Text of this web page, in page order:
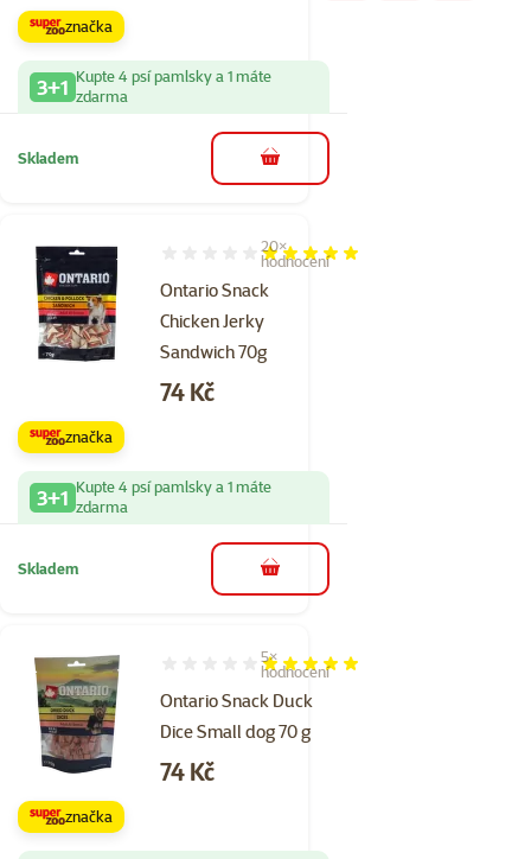
značka
3+1 Kupte 4 psí pamlsky a 1 máte
zdarma
Skladem do košíku
Ontario Snack
Chicken Jerky
Sandwich 70g
Hodnocení 99%, počet hodnocení: 20
20×
hodnocení
Cena
74 Kč
značka
3+1 Kupte 4 psí pamlsky a 1 máte
zdarma
Skladem do košíku
Ontario Snack Duck
Dice Small dog 70 g
Hodnocení 96%, počet hodnocení: 5
5×
hodnocení
Cena
74 Kč
značka